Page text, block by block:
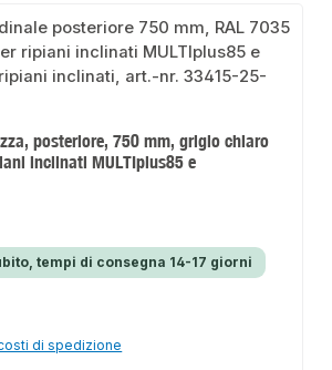
posteriore, 750 mm, grigio chiaro
inclinati MULTIplus85 e
tempi di consegna 14-17 giorni
di spedizione